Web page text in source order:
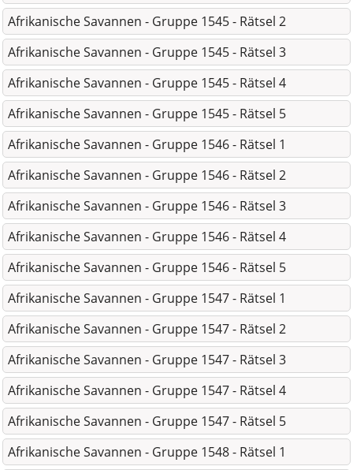
Afrikanische Savannen - Gruppe 1545 - Rätsel 2
Afrikanische Savannen - Gruppe 1545 - Rätsel 3
Afrikanische Savannen - Gruppe 1545 - Rätsel 4
Afrikanische Savannen - Gruppe 1545 - Rätsel 5
Afrikanische Savannen - Gruppe 1546 - Rätsel 1
Afrikanische Savannen - Gruppe 1546 - Rätsel 2
Afrikanische Savannen - Gruppe 1546 - Rätsel 3
Afrikanische Savannen - Gruppe 1546 - Rätsel 4
Afrikanische Savannen - Gruppe 1546 - Rätsel 5
Afrikanische Savannen - Gruppe 1547 - Rätsel 1
Afrikanische Savannen - Gruppe 1547 - Rätsel 2
Afrikanische Savannen - Gruppe 1547 - Rätsel 3
Afrikanische Savannen - Gruppe 1547 - Rätsel 4
Afrikanische Savannen - Gruppe 1547 - Rätsel 5
Afrikanische Savannen - Gruppe 1548 - Rätsel 1